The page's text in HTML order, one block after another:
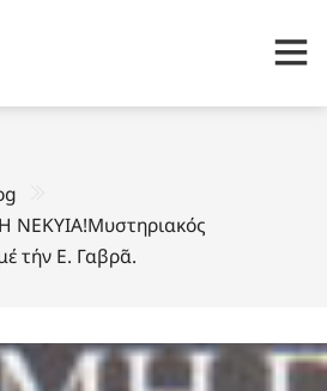
ΝΕΚΥΙΑ!Μυστηριακός
τήν Ε. Γαβρᾶ.